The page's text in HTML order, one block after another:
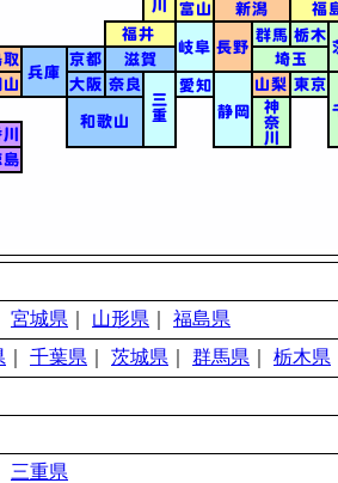
宮城県 山形県
福島県
千葉県 茨城県 群馬県
栃木県
三重県